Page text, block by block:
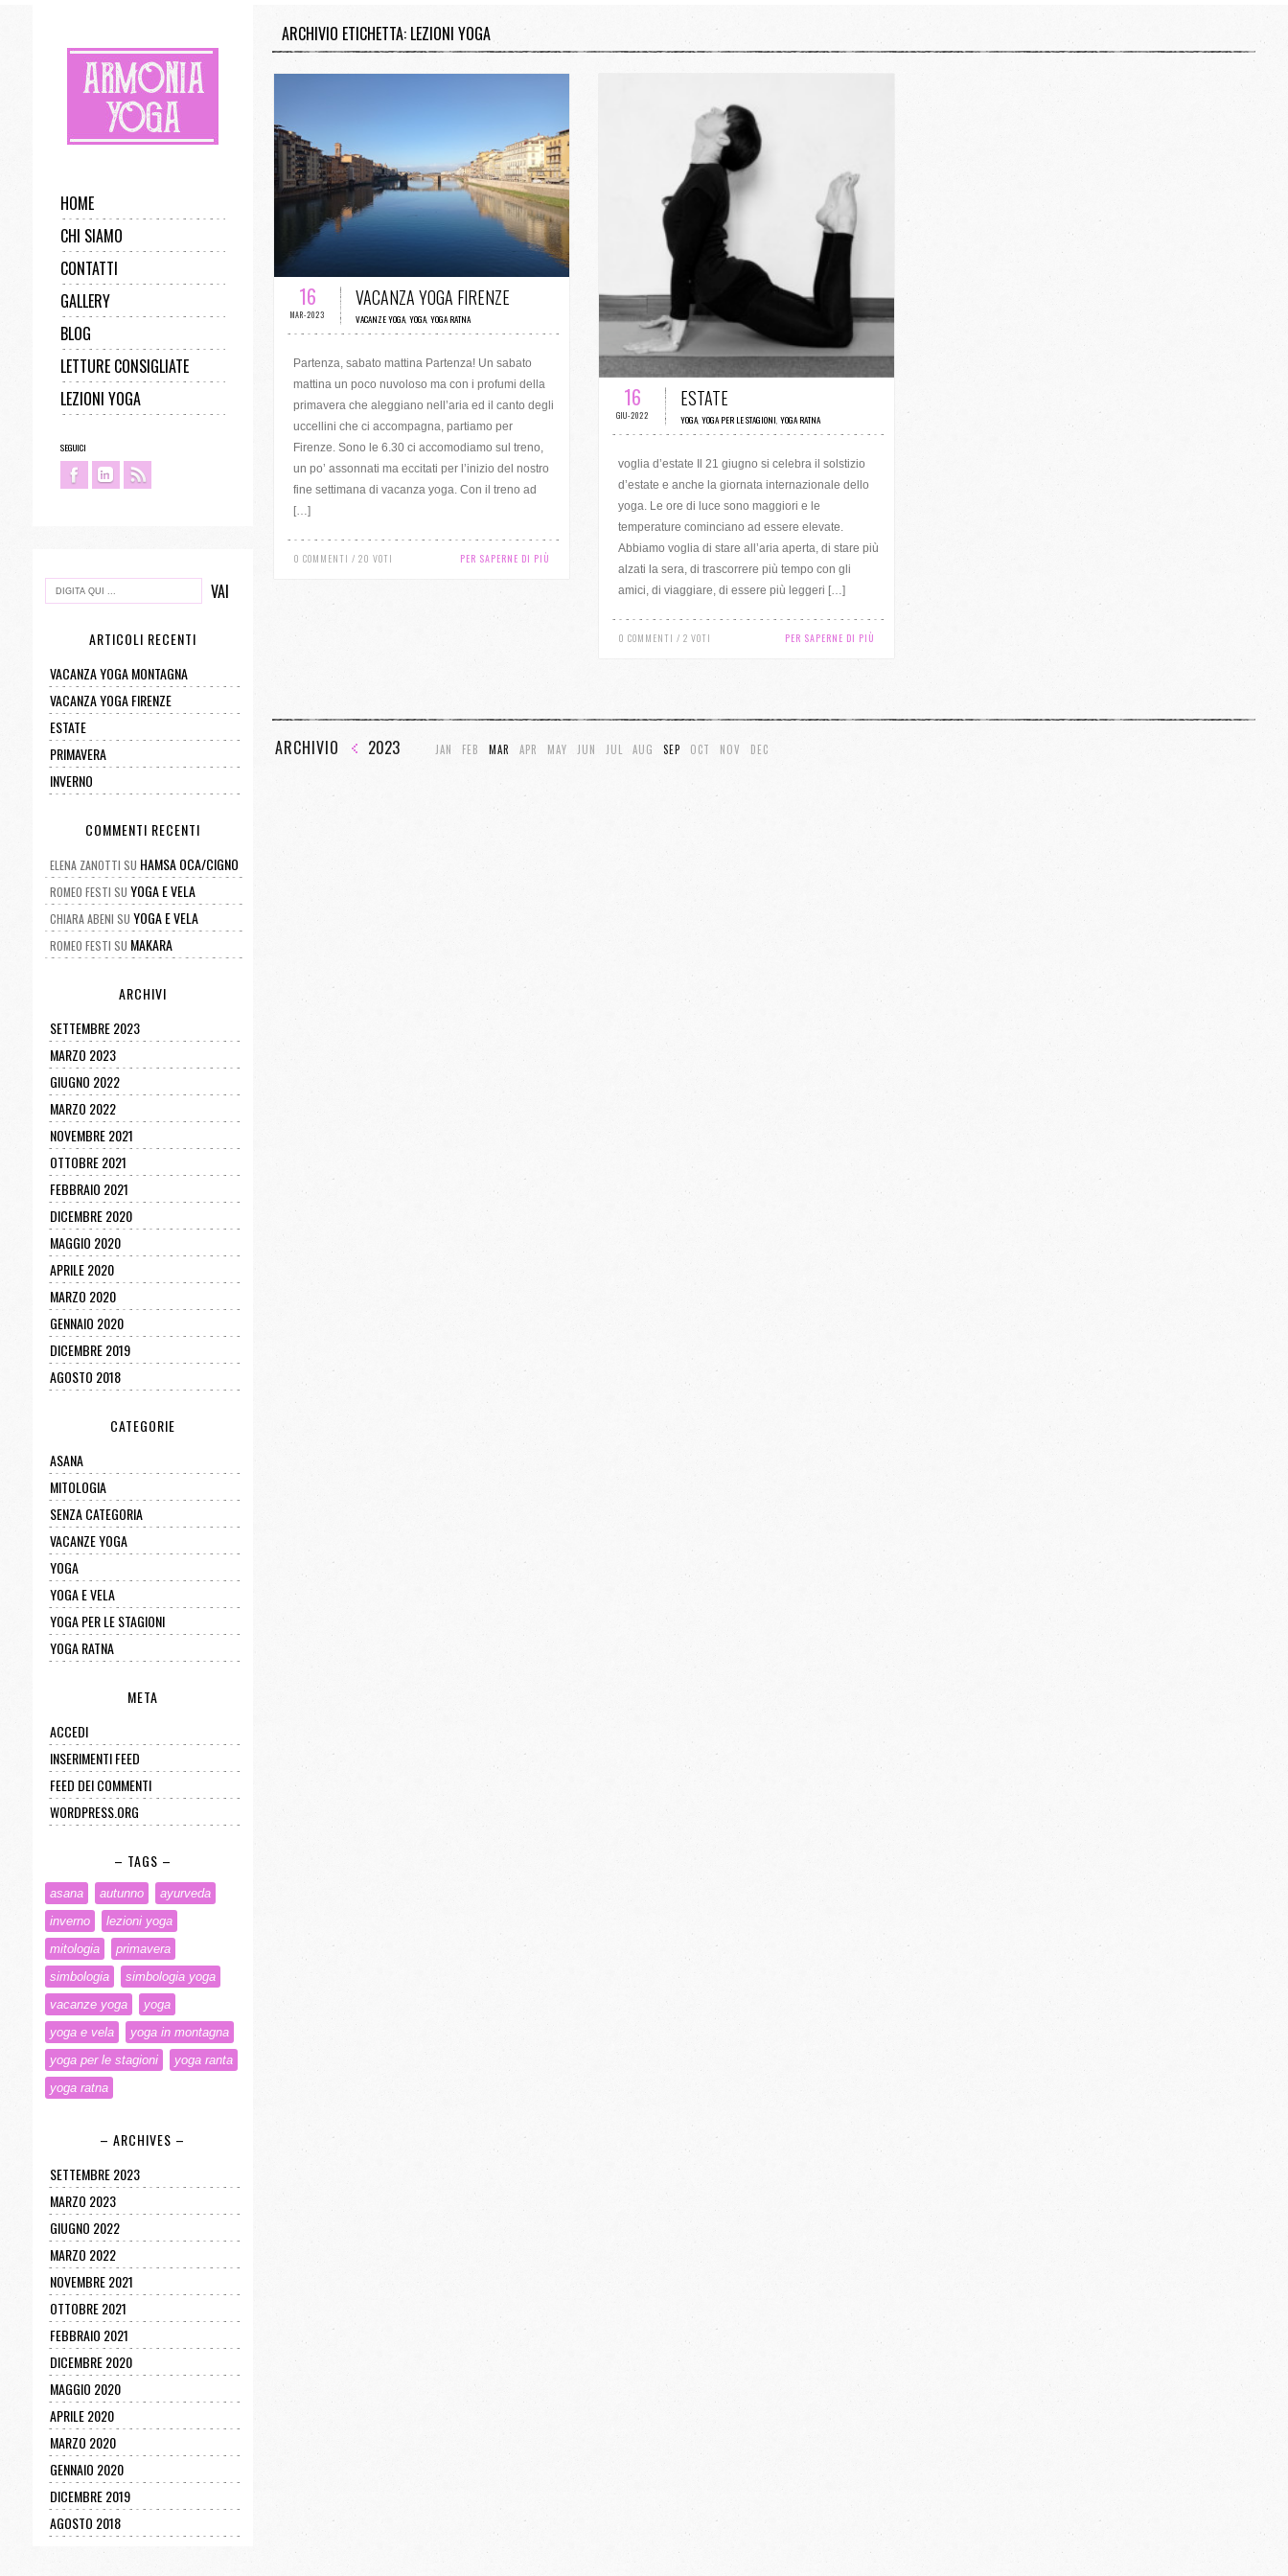
HOME
CHI SIAMO
CONTATTI
GALLERY
BLOG
LETTURE CONSIGLIATE
LEZIONI YOGA
SEGUICI
ARTICOLI RECENTI
VACANZA YOGA MONTAGNA
VACANZA YOGA FIRENZE
ESTATE
PRIMAVERA
INVERNO
COMMENTI RECENTI
ELENA ZANOTTI SU HAMSA OCA/CIGNO
ROMEO FESTI SU YOGA E VELA
CHIARA ABENI SU YOGA E VELA
ROMEO FESTI SU MAKARA
ARCHIVI
SETTEMBRE 2023
MARZO 2023
GIUGNO 2022
MARZO 2022
NOVEMBRE 2021
OTTOBRE 2021
FEBBRAIO 2021
DICEMBRE 2020
MAGGIO 2020
APRILE 2020
MARZO 2020
GENNAIO 2020
DICEMBRE 2019
AGOSTO 2018
CATEGORIE
ASANA
MITOLOGIA
SENZA CATEGORIA
VACANZE YOGA
YOGA
YOGA E VELA
YOGA PER LE STAGIONI
YOGA RATNA
META
ACCEDI
INSERIMENTI FEED
FEED DEI COMMENTI
WORDPRESS.ORG
– TAGS –
asana autunno
ayurveda
inverno
lezioni yoga
mitologia
primavera
simbologia
simbologia yoga
vacanze yoga
yoga
yoga e vela
yoga in montagna
yoga per le stagioni
yoga ranta
yoga ratna
– ARCHIVES –
SETTEMBRE 2023
MARZO 2023
GIUGNO 2022
MARZO 2022
NOVEMBRE 2021
OTTOBRE 2021
FEBBRAIO 2021
DICEMBRE 2020
MAGGIO 2020
APRILE 2020
MARZO 2020
GENNAIO 2020
DICEMBRE 2019
AGOSTO 2018
ARCHIVIO ETICHETTA: LEZIONI YOGA
16
MAR-2023
VACANZA YOGA FIRENZE
VACANZE YOGA, YOGA, YOGA RATNA
Partenza, sabato mattina Partenza! Un sabato
mattina un poco nuvoloso ma con i profumi della
primavera che aleggiano nell’aria ed il canto degli
uccellini che ci accompagna, partiamo per
Firenze. Sono le 6.30 ci accomodiamo sul treno,
un po’ assonnati ma eccitati per l’inizio del nostro
fine settimana di vacanza yoga. Con il treno ad
[…]
0 COMMENTI / 20 VOTI PER SAPERNE DI PIÙ
0 COMMENTI / 2 VOTI
16
GIU-2022
ESTATE
YOGA, YOGA PER LE STAGIONI, YOGA RATNA
voglia d’estate Il 21 giugno si celebra il solstizio
d’estate e anche la giornata internazionale dello
yoga. Le ore di luce sono maggiori e le
temperature cominciano ad essere elevate.
Abbiamo voglia di stare all’aria aperta, di stare più
alzati la sera, di trascorrere più tempo con gli
amici, di viaggiare, di essere più leggeri […]
0 COMMENTI / 2 VOTI PER SAPERNE DI PIÙ
ARCHIVIO 2023 JAN FEB MAR APR MAY JUN JUL AUG SEP OCT NOV DEC